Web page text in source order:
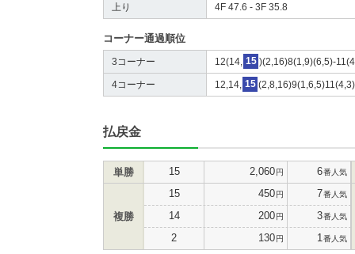
上り 4F 47.6 - 3F 35.8
コーナー通過順位
3コーナー 12(14, 15 )(2,16)8(1,9)(6,5)-
4コーナー 12,14, 15
払戻金
単勝 15 2,060円 6番人気
複勝
15 450円 7番人気
14 200円 3番人気
2 130円 1 番人気